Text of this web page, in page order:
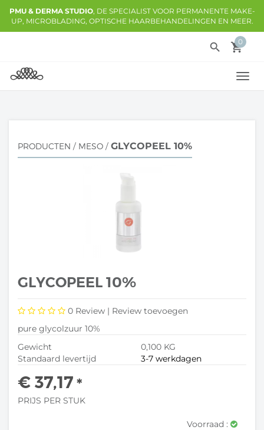
PMU & DERMA STUDIO, DE SPECIALIST VOOR PERMANENTE MAKE-
UP, MICROBLADING, OPTISCHE HAARBEHANDELINGEN EN MEER.
local_grocery_store
0
search
PRODUCTEN / MESO / GLYCOPEEL 10%
GLYCOPEEL 10%
0 Review | Review toevoegen
pure glycolzuur 10%
Gewicht
0,100 KG
Standaard levertijd
3-7 werkdagen
€ 37,17 *
PRIJS PER STUK
Voorraad :